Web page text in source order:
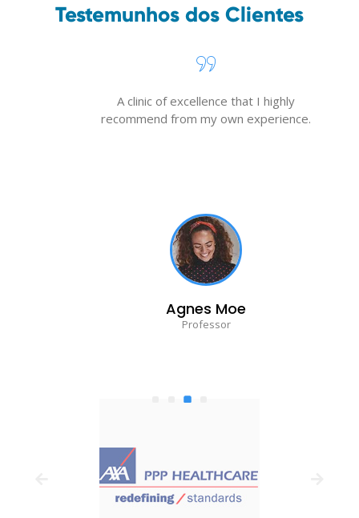
Testemunhos dos Clientes
Agnes Moe
Professor
A clinic of excellence that I highly
recommend from my own experience.